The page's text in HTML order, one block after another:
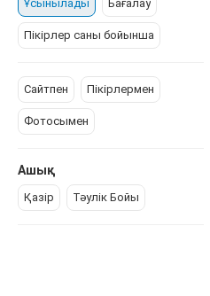
Ұсынылады Бағалау
Пікірлер саны бойынша
Сайтпен Пікірлермен
Фотосымен
Ашық
Қазір Тәулік Бойы